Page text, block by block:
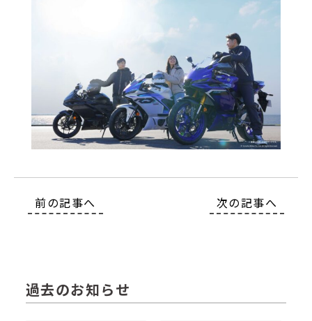
前の記事へ 次の記事へ
過去のお知らせ